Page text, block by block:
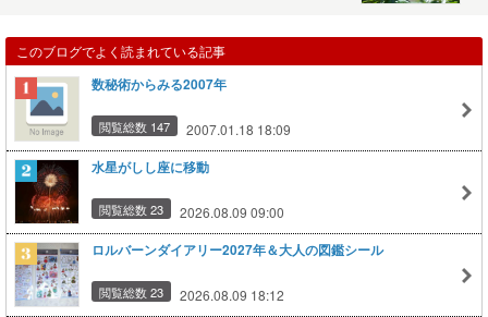
このブログでよく読まれている記事
数秘術からみる2007年
閲覧総数 147 2007.01.18 18:09
水星がしし座に移動
閲覧総数 23 2026.08.09 09:00
ロルバーンダイアリー2027年＆大人の図鑑シール
閲覧総数 23 2026.08.09 18:12